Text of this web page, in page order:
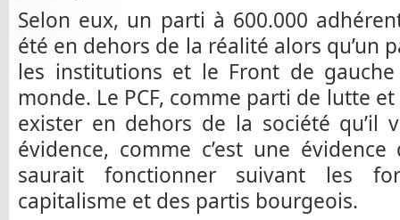
Selon eux, un parti à 600.000
été en dehors de la réalité alors qu’un
les institutions et le Front de
monde. Le PCF, comme parti de lutte
exister en dehors de la société qu’il
évidence, comme c’est une
saurait fonctionner suivant les
capitalisme et des partis bourgeois.